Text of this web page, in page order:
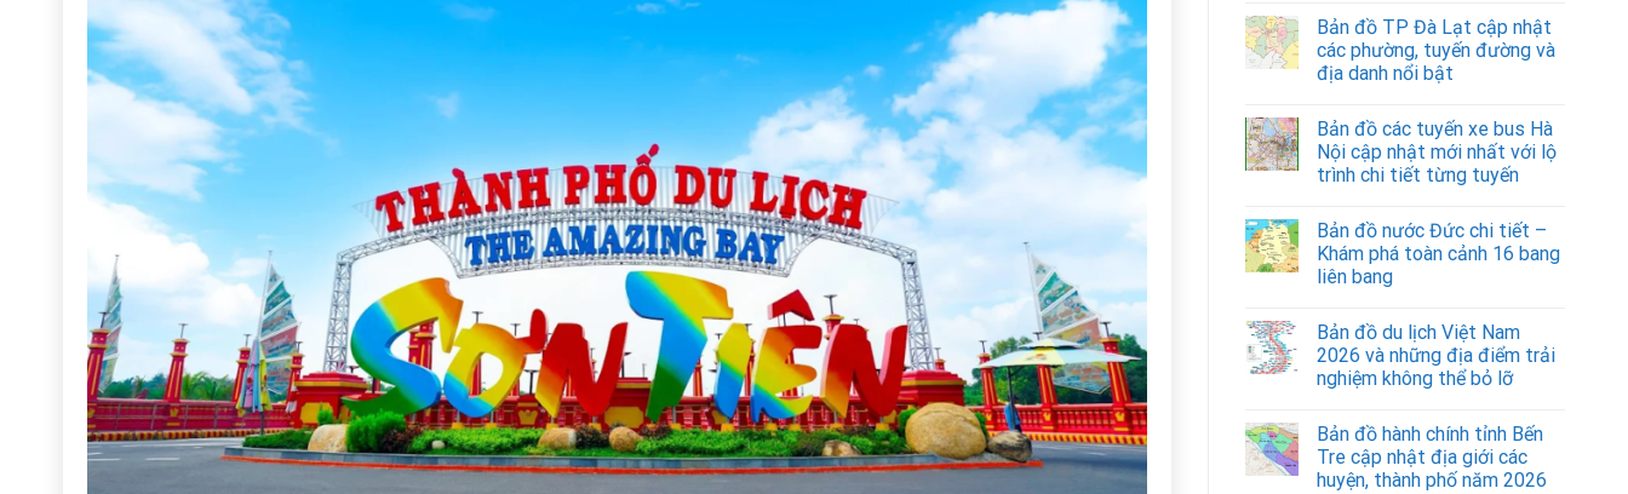
Bản đồ TP Đà Lạt cập nhật
các phường, tuyến đường và
địa danh nổi bật
Bản đồ các tuyến xe bus Hà
Nội cập nhật mới nhất với lộ
trình chi tiết từng tuyến
Bản đồ nước Đức chi tiết –
Khám phá toàn cảnh 16 bang
liên bang
Bản đồ du lịch Việt Nam
2026 và những địa điểm trải
nghiệm không thể bỏ lỡ
Bản đồ hành chính tỉnh Bến
Tre cập nhật địa giới các
huyện, thành phố năm 2026